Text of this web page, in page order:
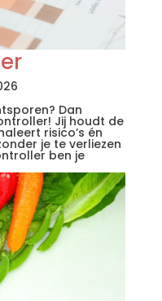
Dan
Jij houdt de
risico’s én
je te verliezen
ben je